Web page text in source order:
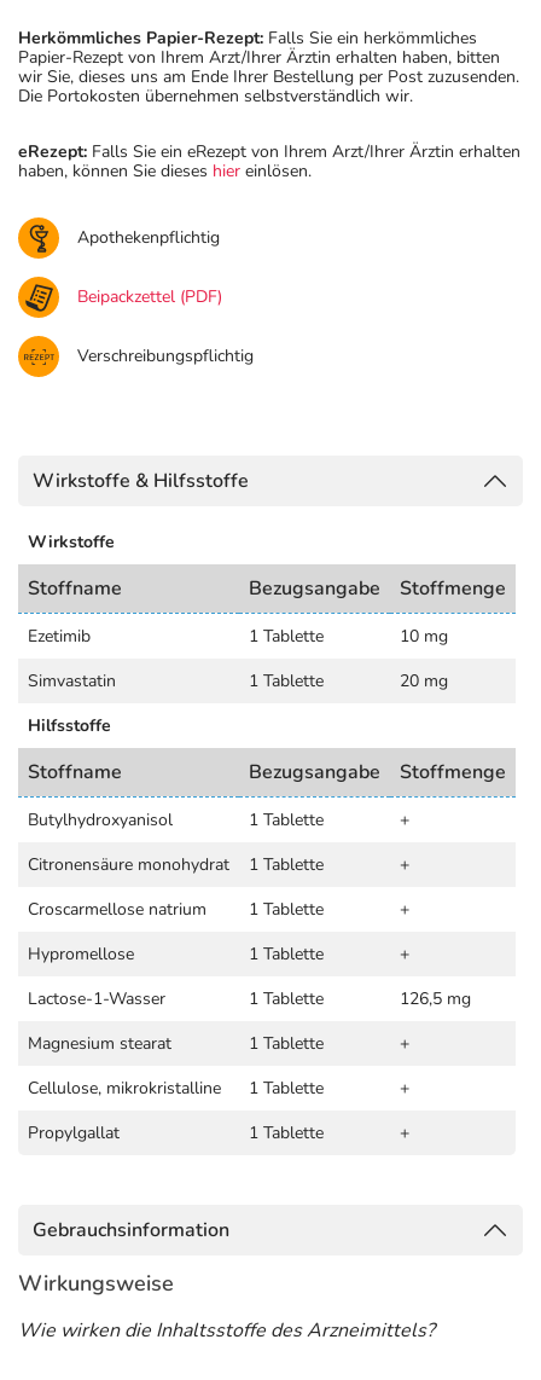
Herkömmliches Papier-Rezept: Falls Sie ein herkömmliches
Papier-Rezept von Ihrem Arzt/Ihrer Ärztin erhalten haben, bitten
wir Sie, dieses uns am Ende Ihrer Bestellung per Post zuzusenden.
Die Portokosten übernehmen selbstverständlich wir.
eRezept: Falls Sie ein eRezept von Ihrem Arzt/Ihrer Ärztin erhalten
haben, können Sie dieses hier einlösen.
Apothekenpflichtig
Beipackzettel (PDF)
Verschreibungspflichtig
Wirkstoffe & Hilfsstoffe
Wirkstoffe
Stoffname Bezugsangabe Stoffmenge
Ezetimib 1 Tablette
10 mg
Simvastatin
1 Tablette
20 mg
Hilfsstoffe
Stoffname Bezugsangabe Stoffmenge
Butylhydroxyanisol 1 Tablette
+
Citronensäure monohydrat
1 Tablette
+
Croscarmellose natrium
1 Tablette
+
Hypromellose
1 Tablette
+
Lactose-1-Wasser
1 Tablette
126,5 mg
Magnesium stearat
1 Tablette
+
Cellulose, mikrokristalline
1 Tablette
+
Propylgallat
1 Tablette +
Gebrauchsinformation
Wirkungsweise
Wie wirken die Inhaltsstoffe des Arzneimittels?